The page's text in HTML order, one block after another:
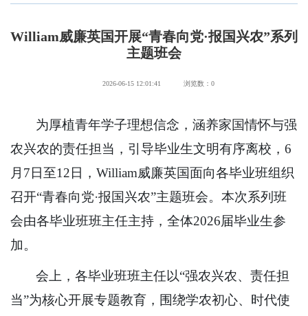
William威廉英国开展“青春向党·报国兴农”系列
主题班会
2026-06-15 12:01:41 浏览数： 0
为厚植青年学子理想信念，涵养家国情怀与强
农兴农的责任担当，引导毕业生文明有序离校，6
月7日至12日，William威廉英国面向各毕业班组织
召开“青春向党·报国兴农”主题班会。本次系列班
会由各毕业班班主任主持，全体2026届毕业生参
加。
会上，各毕业班班主任以“强农兴农、责任担
当”为核心开展专题教育，围绕学农初心、时代使